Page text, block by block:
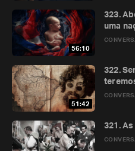
56:10
323.
uma
51:42
322.
321.